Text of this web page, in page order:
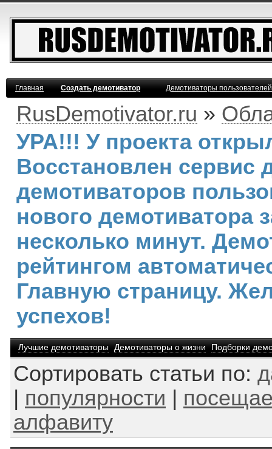
Главная Создать демотиватор Демотиваторы
RusDemotivator.ru »
УРА!!! У проекта
Восстановлен сервис
демотиваторов
нового демотиватора
несколько минут.
рейтингом
Главную страницу.
успехов!
Лучшие демотиваторы Демотиваторы о жизни Подборки
Сортировать статьи по:
популярности
алфавиту